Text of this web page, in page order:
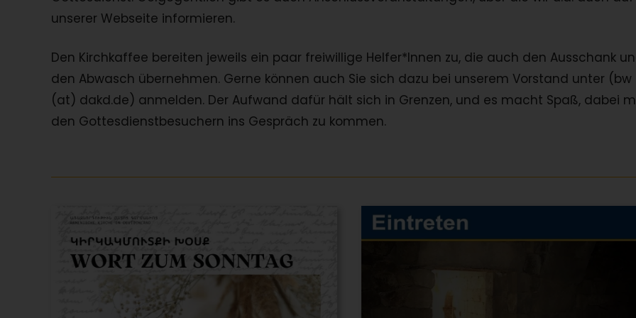
unserer Webseite informieren.
Den Kirchkaffee bereiten jeweils ein paar freiwillige Helfer*Innen zu, die auch den Ausschank
den Abwasch übernehmen. Gerne können auch Sie sich dazu bei unserem Vorstand unter (bw
(at) dakd.de) anmelden. Der Aufwand dafür hält sich in Grenzen, und es macht Spaß, dabei
den Gottesdienstbesuchern ins Gespräch zu kommen.